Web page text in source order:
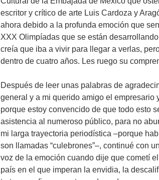
escritor y crítico de arte Luis Cardoza y
ahora debido a la profunda emoción que
XXX Olimpíadas que se están
creía que iba a vivir para llegar a verlas,
dentro de cuatro años. Les ruego su
Después de leer unas palabras de
general y a mi querido amigo el empresario
porque estoy convencido de que todo esto
asistencia al numeroso público, para no
mi larga trayectoria periodística –porque
son llamadas “culebrones”–, continué con
voz de la emoción cuando dije que cometí
país en el que imperan la envidia, la